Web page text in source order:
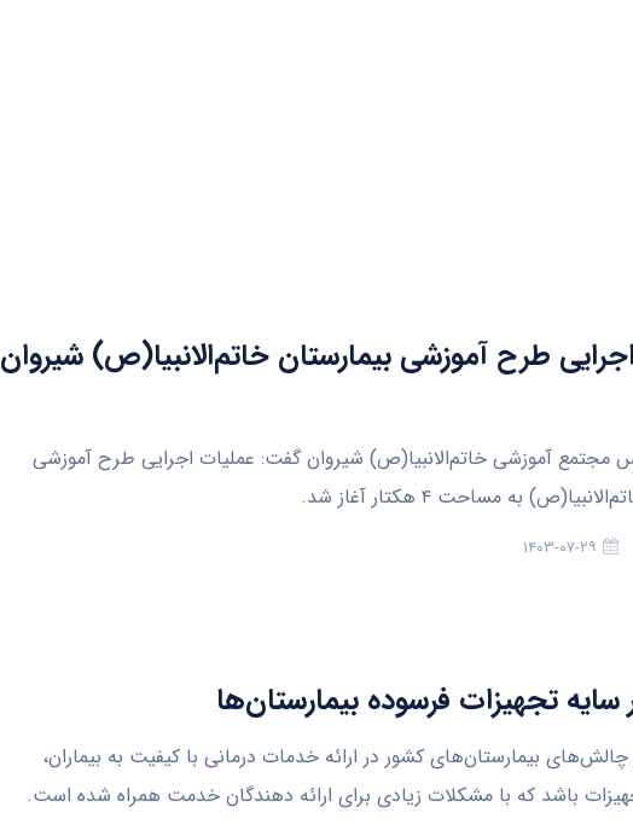
طرح آموزشی بیمارستان خاتم‌الانبیا(ص) شیروان
مجتمع آموزشی خاتم‌الانبیا(ص) شیروان گفت: عملیات اجرایی طرح آموزشی
به مساحت ۴ هکتار آغاز شد.
۱۴۰۳-۰۷-۲۹
سایه تجهیزات فرسوده بیمارستان‌ها
بیمارستان‌های کشور در ارائه خدمات درمانی با کیفیت به بیماران،
باشد که با مشکلات زیادی برای ارائه دهندگان خدمت همراه شده است.